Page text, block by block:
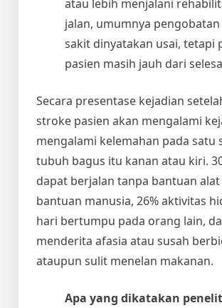
atau lebih menjalani
jalan, umumnya
sakit dinyatakan usai, tetapi
pasien masih jauh dari
Secara presentase kejadian
stroke pasien akan mengalami
mengalami kelemahan pada satu
tubuh bagus itu kanan atau kiri.
dapat berjalan tanpa bantuan
bantuan manusia, 26% aktivitas
hari bertumpu pada orang lain,
menderita afasia atau susah
ataupun sulit menelan makanan.
Apa yang dikatakan